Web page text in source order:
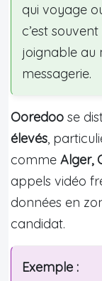
qui voyage
c’est
joignable au
messagerie.
Ooredoo se
élevés,
comme Alger,
appels vidéo
données en
candidat.
Exemple :